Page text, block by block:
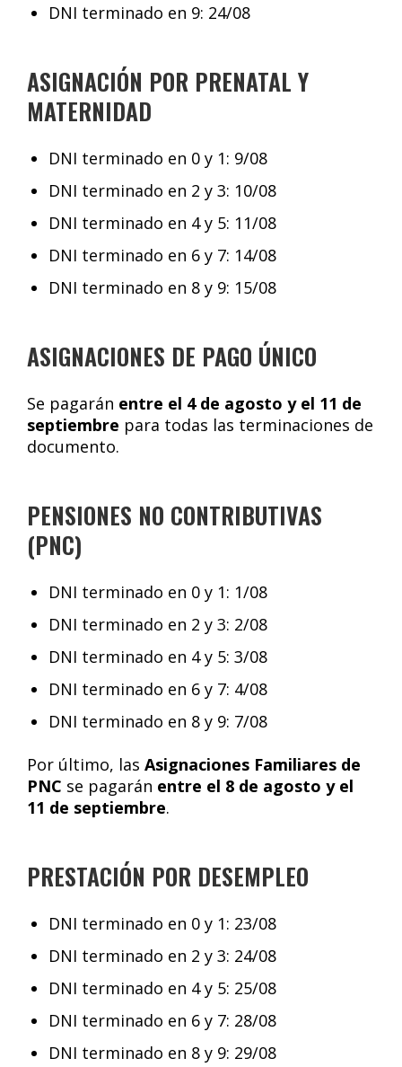
DNI terminado en 9: 24/08
ASIGNACIÓN POR PRENATAL Y
MATERNIDAD
DNI terminado en 0 y 1: 9/08
DNI terminado en 2 y 3: 10/08
DNI terminado en 4 y 5: 11/08
DNI terminado en 6 y 7: 14/08
DNI terminado en 8 y 9: 15/08
ASIGNACIONES DE PAGO ÚNICO
Se pagarán entre el 4 de agosto y el 11 de
septiembre para todas las terminaciones de
documento.
PENSIONES NO CONTRIBUTIVAS
(PNC)
DNI terminado en 0 y 1: 1/08
DNI terminado en 2 y 3: 2/08
DNI terminado en 4 y 5: 3/08
DNI terminado en 6 y 7: 4/08
DNI terminado en 8 y 9: 7/08
Por último, las Asignaciones Familiares de
PNC se pagarán entre el 8 de agosto y el
11 de septiembre.
PRESTACIÓN POR DESEMPLEO
DNI terminado en 0 y 1: 23/08
DNI terminado en 2 y 3: 24/08
DNI terminado en 4 y 5: 25/08
DNI terminado en 6 y 7: 28/08
DNI terminado en 8 y 9: 29/08